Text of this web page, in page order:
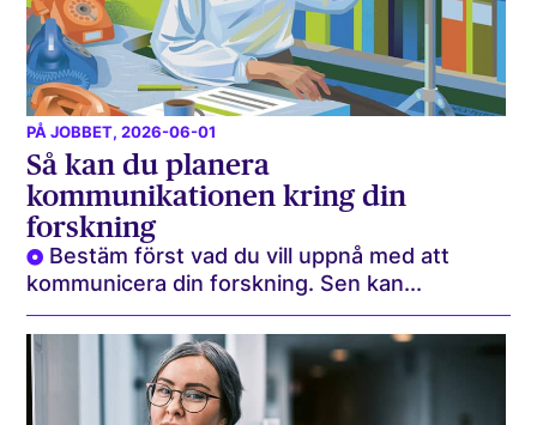
PÅ JOBBET, 2026-06-01
Så kan du planera
kommunikationen kring din
forskning
Bestäm först vad du vill uppnå med att
kommunicera din forskning. Sen kan...